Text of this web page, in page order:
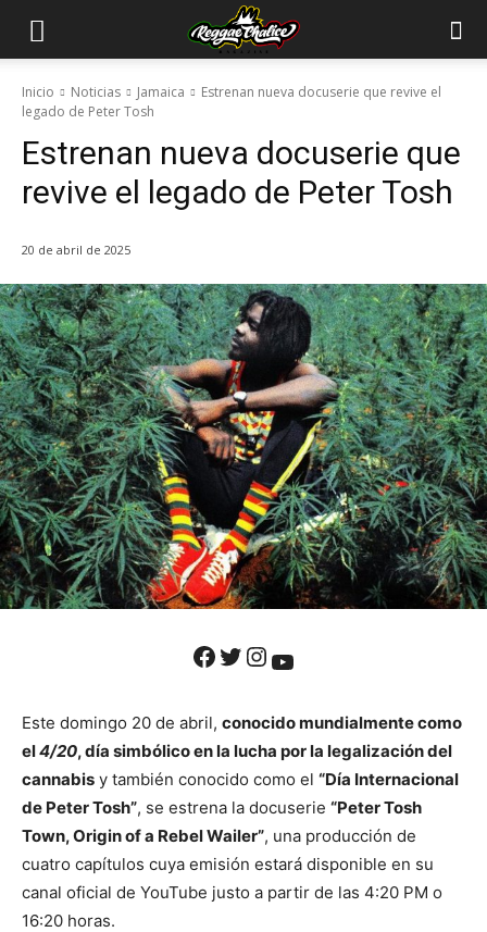
Inicio Noticias Jamaica
Estrenan nueva docuserie que revive el
legado de Peter Tosh
Estrenan nueva docuserie que
revive el legado de Peter Tosh
20 de abril de 2025
Facebook Twitter Instagram YouTube
Este domingo 20 de abril, conocido mundialmente como
el4/20, día simbólico en la lucha por la legalización del
cannabis y también conocido como el “Día Internacional
de Peter Tosh”, se estrena la docuserie “Peter Tosh
Town, Origin of a Rebel Wailer”, una producción de
cuatro capítulos cuya emisión estará disponible en su
canal oficial de YouTube justo a partir de las 4:20 PM o
16:20 horas.